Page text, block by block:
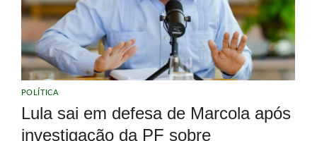
POLÍTICA
Lula sai em defesa de Marcola após
investigação da PF sobre